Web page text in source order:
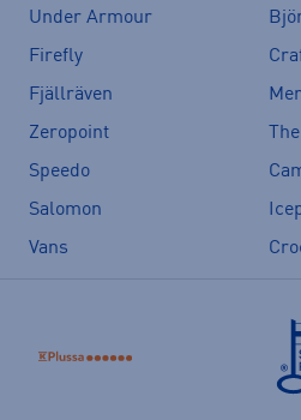
Under Armour
Firefly
Fjällräven
Zeropoint
Speedo
Salomon
Vans